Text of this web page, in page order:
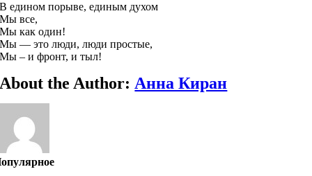
В едином порыве, единым духом
Мы все,
Мы как один!
Мы — это люди, люди простые,
Мы – и фронт, и тыл!
About the Author: Анна Киран